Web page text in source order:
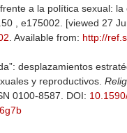
a la política sexual:
, e175002. [viewed 27
. Available from: http://
desplazamientos
y reproductivos.
0100-8587. DOI: